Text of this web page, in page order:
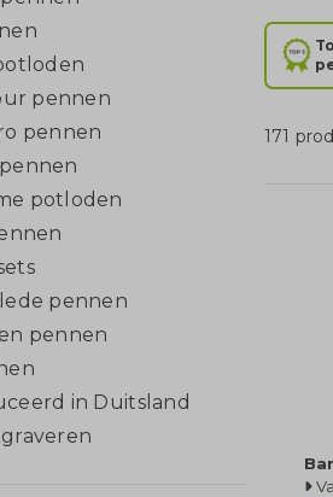
pennen
pennen
potloden
pennen
pennen
in Duitsland
171